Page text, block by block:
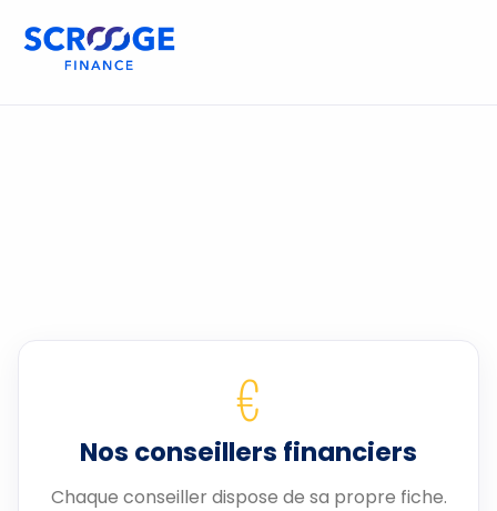
€
Nos conseillers financiers
Chaque conseiller dispose de sa propre fiche.